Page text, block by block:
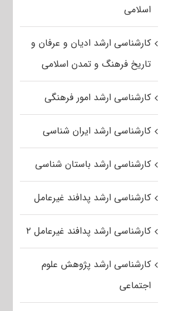
اسلامی
کارشناسی ارشد ادیان و عرفان و
تاریخ فرهنگ و تمدن اسلامی
کارشناسی ارشد امور فرهنگی
کارشناسی ارشد ایران شناسی
کارشناسی ارشد باستان شناسی
کارشناسی ارشد پدافند غیرعامل
کارشناسی ارشد پدافند غیرعامل ۲
کارشناسی ارشد پژوهش علوم
اجتماعی